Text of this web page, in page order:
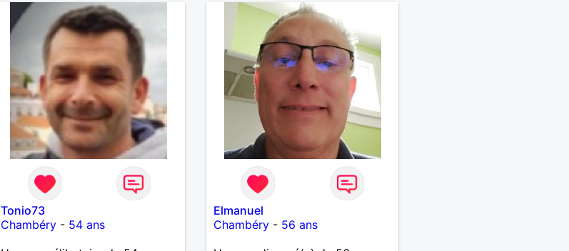
Tonio73
Chambéry- 54 ans
Elmanuel
Chambéry - 56 ans